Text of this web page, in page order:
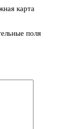
карта
поля